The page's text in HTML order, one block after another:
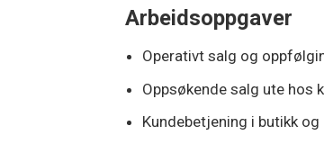
Arbeidsoppgaver
Operativt salg og
Oppsøkende salg ute hos
Kundebetjening i butikk